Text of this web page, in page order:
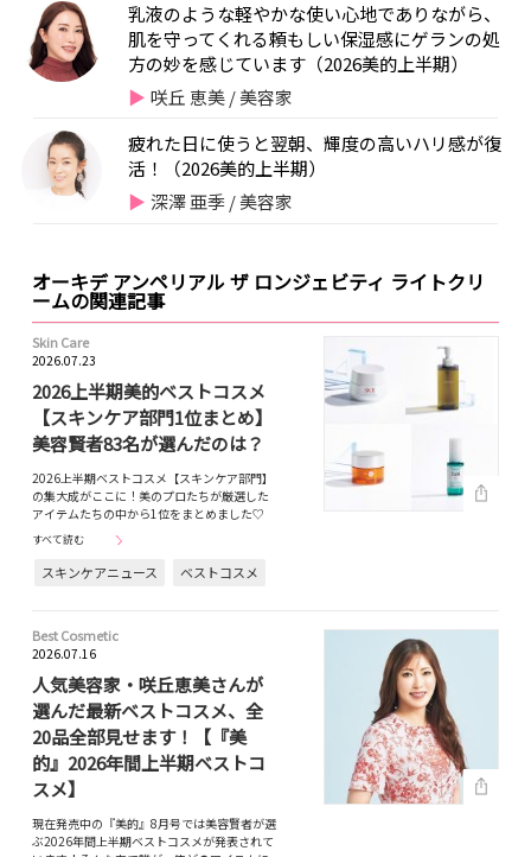
乳液のような軽やかな使い心地でありながら、
肌を守ってくれる頼もしい保湿感にゲランの処
方の妙を感じています（2026美的上半期）
咲丘 恵美 / 美容家
疲れた日に使うと翌朝、輝度の高いハリ感が復
活！（2026美的上半期）
深澤 亜季 / 美容家
オーキデ アンペリアル ザ ロンジェビティ ライトクリ
ームの関連記事
Skin Care
2026.07.23
2026上半期美的ベストコスメ
【スキンケア部門1位まとめ】
美容賢者83名が選んだのは？
2026上半期ベストコスメ【スキンケア部門】
の集大成がここに！美のプロたちが厳選した
アイテムたちの中から1位をまとめました♡
すべて読む
スキンケアニュース ベストコスメ
Best Cosmetic
2026.07.16
人気美容家・咲丘恵美さんが
選んだ最新ベストコスメ、全
20品全部見せます！【『美
的』2026年間上半期ベストコ
スメ】
現在発売中の『美的』8月号では美容賢者が選
ぶ2026年間上半期ベストコスメが発表されて